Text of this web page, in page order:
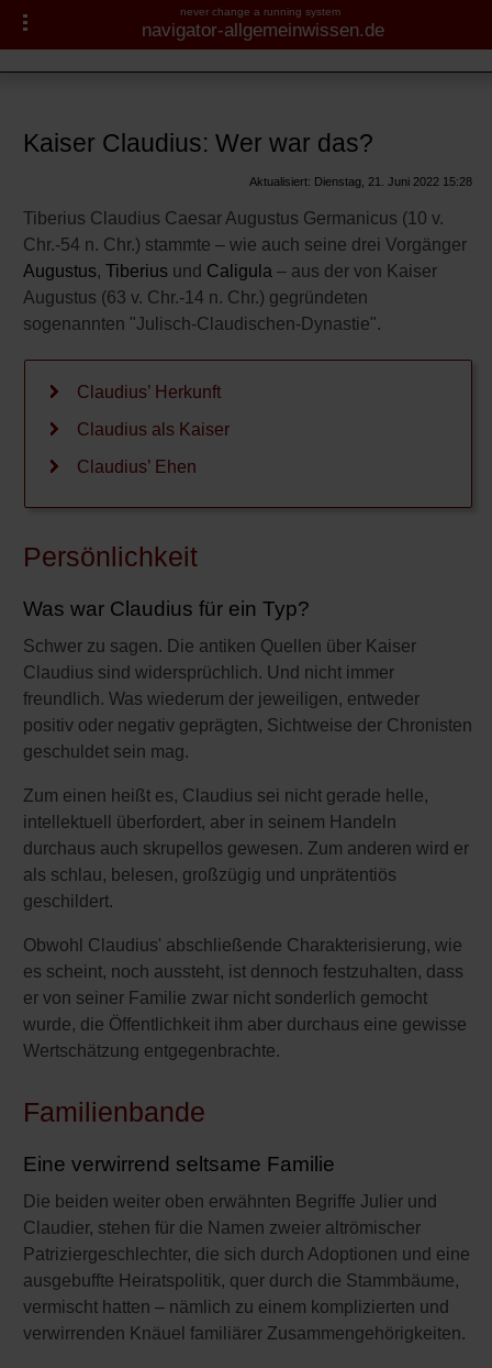
never change a running system
navigator-allgemeinwissen.de
Kaiser Claudius: Wer war das?
Aktualisiert: Dienstag, 21. Juni 2022 15:28
Tiberius Claudius Caesar Augustus Germanicus (10 v.
Chr.-54 n. Chr.) stammte – wie auch seine drei Vorgänger
Augustus, Tiberius und Caligula – aus der von Kaiser
Augustus (63 v. Chr.-14 n. Chr.) gegründeten
sogenannten "Julisch-Claudischen-Dynastie".
Claudius’ Herkunft
Claudius als Kaiser
Claudius’ Ehen
Persönlichkeit
Was war Claudius für ein Typ?
Schwer zu sagen. Die antiken Quellen über Kaiser
Claudius sind widersprüchlich. Und nicht immer
freundlich. Was wiederum der jeweiligen, entweder
positiv oder negativ geprägten, Sichtweise der Chronisten
geschuldet sein mag.
Zum einen heißt es, Claudius sei nicht gerade helle,
intellektuell überfordert, aber in seinem Handeln
durchaus auch skrupellos gewesen. Zum anderen wird er
als schlau, belesen, großzügig und unprätentiös
geschildert.
Obwohl Claudius' abschließende Charakterisierung, wie
es scheint, noch aussteht, ist dennoch festzuhalten, dass
er von seiner Familie zwar nicht sonderlich gemocht
wurde, die Öffentlichkeit ihm aber durchaus eine gewisse
Wertschätzung entgegenbrachte.
Familienbande
Eine verwirrend seltsame Familie
Die beiden weiter oben erwähnten Begriffe Julier und
Claudier, stehen für die Namen zweier altrömischer
Patriziergeschlechter, die sich durch Adoptionen und eine
ausgebuffte Heiratspolitik, quer durch die Stammbäume,
vermischt hatten – nämlich zu einem komplizierten und
verwirrenden Knäuel familiärer Zusammengehörigkeiten.
Navigator-Medizin.de
► Krankheiten
► Diagnostik & Laborwerte
► Therapieverfahren
► Medikamente
Römisches Reich
Römische Republik
Personen
Augustus
Caligula
Domitian
Hadrian
Konstantin der Große
Nero
Spartacus
Tiberius
Titus
Trajan
Vespasian
Julius Caesar
Kunst und Literatur
Römische Götter und
Mythologie
Römer, Kelten & Gallier